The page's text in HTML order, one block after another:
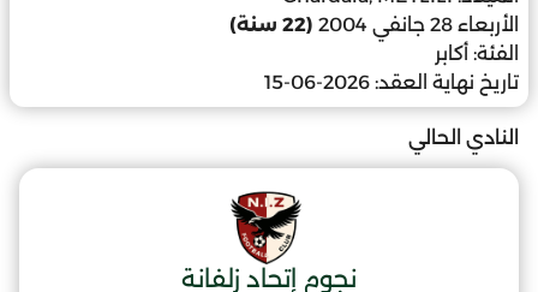
الأربعاء 28 جانفي 2004
(22 سنة)
الفئة: أكابر
تاريخ نهاية العقد: 2026-06-15
النادي الحالي
نجوم إتحاد زلفانة